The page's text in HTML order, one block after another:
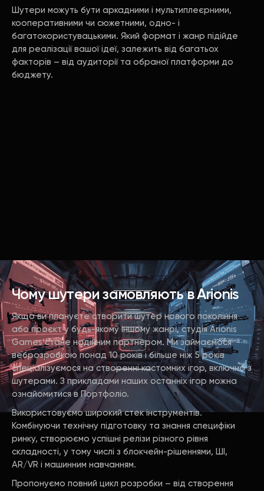
Шутери можуть бути аркадними і мультиплеєрними,
кооперативними чи сюжетними, одно- і
багатокористувацькими. Який формат і жанр підійде
для реалізації вашої ідеї, залежить від багатьох
факторів – від аудиторії та обраної платформи до
бюджету.
Чому шутери замовляють в Arionis
Якщо ви плануєте створити шутер нового покоління
або проєкт у будь-якому іншому жанрі, студія Arionis
Games стане надійним партнером. Ми займаємося
веброзробкою понад 10 років і більше ніж 5 років
спеціалізуємося на створенні кастомних ігор, включно з
шутерами. З прикладами наших останніх ігор можна
ознайомитися в Портфоліо.
Використовуємо широкий стек інструментів.
Комбінуючи технічну підготовку та знання специфіки
ринку, створюємо успішні релізи різного рівня
складності, у тому числі з блокчейн-рішеннями, ШІ,
AR/VR і машинним навчанням.
Пропонуємо повний цикл розробки – від створення